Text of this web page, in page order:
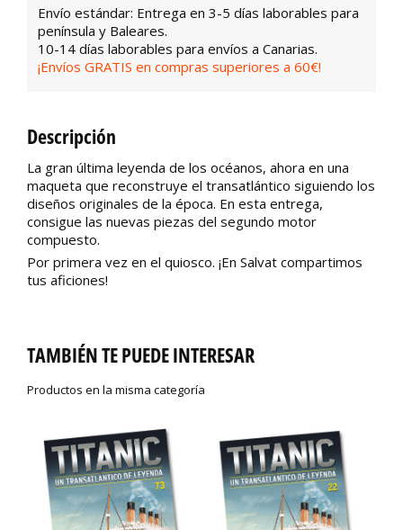
Envío estándar: Entrega en 3-5 días laborables para
península y Baleares.
10-14 días laborables para envíos a Canarias.
¡Envíos GRATIS en compras superiores a 60€!
Descripción
La gran última leyenda de los océanos, ahora en una
maqueta que reconstruye el transatlántico siguiendo los
diseños originales de la época. En esta entrega,
consigue las nuevas piezas del segundo motor
compuesto.
Por primera vez en el quiosco. ¡En Salvat compartimos
tus aficiones!
TAMBIÉN TE PUEDE INTERESAR
Productos en la misma categoría